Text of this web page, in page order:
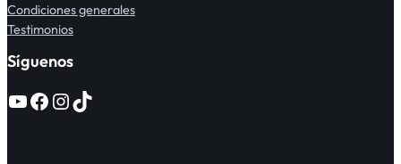
Condiciones generales
Testimonios
Síguenos